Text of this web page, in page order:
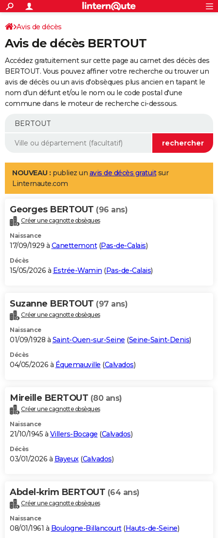
ACTUALITÉS
Politique
Société
Faits Divers
Education
Monde
Villes
+
SPORT
Coupe du monde 2026
Football
Tennis
Cyclisme
Rugby
Forum
Programme TV
TNT
Streaming
Cinéma
Sorties cinéma
Musique
+
FINANCE
Retraite
Epargne
Immobilier
Risques naturels par ville
Banque
Assurance
AUTO
Essais
Réserver un essai
Citadines
Berlines
SUV
Forum auto
+
Mobiles
Meilleur smartphone
Internet
Ordinateurs
Jeux vidéo
Guide high-tech
Aménagement intérieur
LIFESTYLE
Art de vivre
Bien-être
Loisirs
Mode
Modes de vie
Alimentation
Guide de la santé
Maladies
Médicaments
Sommeil
VOYAGE
Destinations
City break
Voyage nature
Voyage de noces
Forum
Climat
+PHOTO
GUIDES D'ACHAT
BONS PLANS
Carte de Noël
Carte Bonne année
Carte Saint-Valentin
Carte Pâques
Carte d'anniversaire
DICTIONNAIRE
Dictionnaire
Biographies
Citations
Expressions
Proverbes
PROGRAMME TV
S'inscrire
Se connecter
Lycées
Collèges
Primaires
Universités
Entreprises
Service militaire
Avis de recherche
AVIS DE DÉCÈS
Bricolage
Lifestyle
Culture
Sport
Auto
Television
Voyage
Cinema
Avis de décès
Avis de décès BERTOUT
Accédez gratuitement sur cette page au carnet des décès des
BERTOUT. Vous pouvez affiner votre recherche ou trouver un
avis de décès ou un avis d'obsèques plus ancien en tapant le
nom d'un défunt et/ou le nom ou le code postal d'une
commune dans le moteur de recherche ci-dessous.
NOUVEAU : publiez un avis de décès gratuitsur
Linternaute.com
Georges BERTOUT (96 ans)
Créer une cagnotte obsèques
Naissance
17/09/1929 à Canettemont(Pas-de-Calais)
Décès
15/05/2026 à Estrée-Wamin (Pas-de-Calais)
Suzanne BERTOUT (97 ans)
Créer une cagnotte obsèques
Naissance
01/09/1928 à Saint-Ouen-sur-Seine (Seine-Saint-Denis)
Décès
04/05/2026 à Équemauville (Calvados)
Mireille BERTOUT (80 ans)
Créer une cagnotte obsèques
Naissance
21/10/1945 à Villers-Bocage (Calvados)
Décès
03/01/2026 à Bayeux(Calvados)
Abdel-krim BERTOUT (64 ans)
Créer une cagnotte obsèques
Naissance
08/01/1961 à Boulogne-Billancourt(Hauts-de-Seine)